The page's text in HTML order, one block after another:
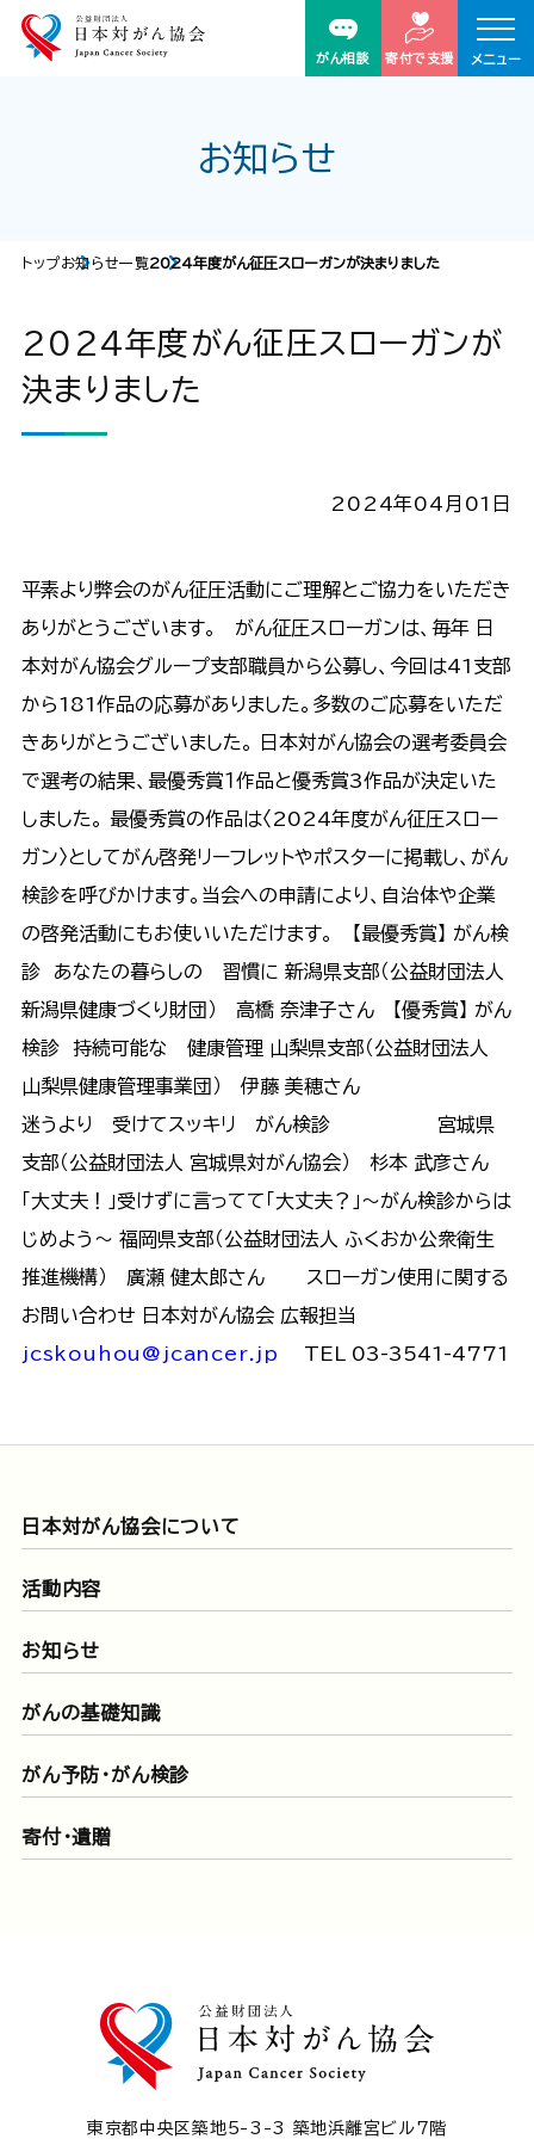
がん相談 寄付で支援 メニュー
お知らせ
トップお知らせ一覧2024年度がん征圧スローガンが決まりました
2024年度がん征圧スローガンが
決まりました
2024年04月01日
平素より弊会のがん征圧活動にご理解とご協力をいただき
ありがとうございます。 がん征圧スローガンは、毎年 日
本対がん協会グループ支部職員から公募し、今回は41支部
から181作品の応募がありました。多数のご応募をいただ
きありがとうございました。 日本対がん協会の選考委員会
で選考の結果、最優秀賞１作品と優秀賞3作品が決定いた
しました。 最優秀賞の作品は〈2024年度がん征圧スロー
ガン〉としてがん啓発リーフレットやポスターに掲載し、がん
検診を呼びかけます。当会への申請により、自治体や企業
の啓発活動にもお使いいただけます。 【最優秀賞】 がん検
診 あなたの暮らしの 習慣に 新潟県支部（公益財団法人
新潟県健康づくり財団） 高橋 奈津子さん 【優秀賞】 がん
検診 持続可能な 健康管理 山梨県支部（公益財団法人
山梨県健康管理事業団） 伊藤 美穂さん
迷うより 受けてスッキリ がん検診 宮城県
支部（公益財団法人 宮城県対がん協会） 杉本 武彦さん
「大丈夫！」受けずに言ってて「大丈夫？」～がん検診からは
じめよう～ 福岡県支部（公益財団法人 ふくおか公衆衛生
推進機構） 廣瀬 健太郎さん スローガン使用に関する
お問い合わせ 日本対がん協会 広報担当
jcskouhou@jcancer.jp
TEL 03-3541-4771
日本対がん協会について
活動内容
お知らせ
がんの基礎知識
がん予防・がん検診
寄付・遺贈
東京都中央区築地5-3-3 築地浜離宮ビル7階